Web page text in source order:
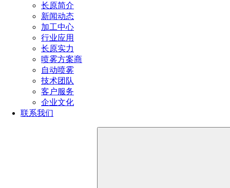
长原简介
新闻动态
加工中心
行业应用
长原实力
喷雾方案商
自动喷雾
技术团队
客户服务
企业文化
联系我们
瓶罐清洗喷嘴
工业清洗喷嘴